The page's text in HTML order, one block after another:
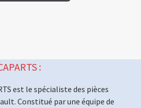
:
est le spécialiste des pièces
Constitué par une équipe de